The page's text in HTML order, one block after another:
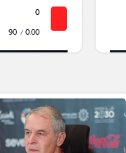
0
0.00
/
90